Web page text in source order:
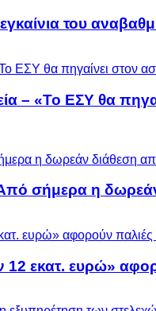
του
– «Το ΕΣΥ θα
σήμερα η δωρεάν
εκατ. ευρώ»